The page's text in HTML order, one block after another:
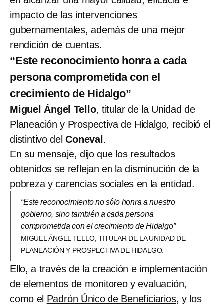
impacto de las intervenciones
gubernamentales, además de una mejor
rendición de cuentas.
“Este reconocimiento honra a cada
persona comprometida con el
crecimiento de Hidalgo”
Miguel Ángel Tello, titular de la Unidad de
Planeación y Prospectiva de Hidalgo, recibió el
distintivo delConeval .
En su mensaje, dijo que los resultados
obtenidos se reflejan en la disminución de la
pobreza y carencias sociales en la entidad.
“Este reconocimiento no sólo honra a nuestro
gobierno, sino también a cada persona
comprometida con el crecimiento de Hidalgo”
MIGUEL ÁNGEL TELLO, TITULAR DE LA UNIDAD DE
PLANEACIÓN Y PROSPECTIVA DE HIDALGO.
Ello, a través de la creación e implementación
de elementos de monitoreo y evaluación,
como el Padrón Único de Beneficiarios, y los